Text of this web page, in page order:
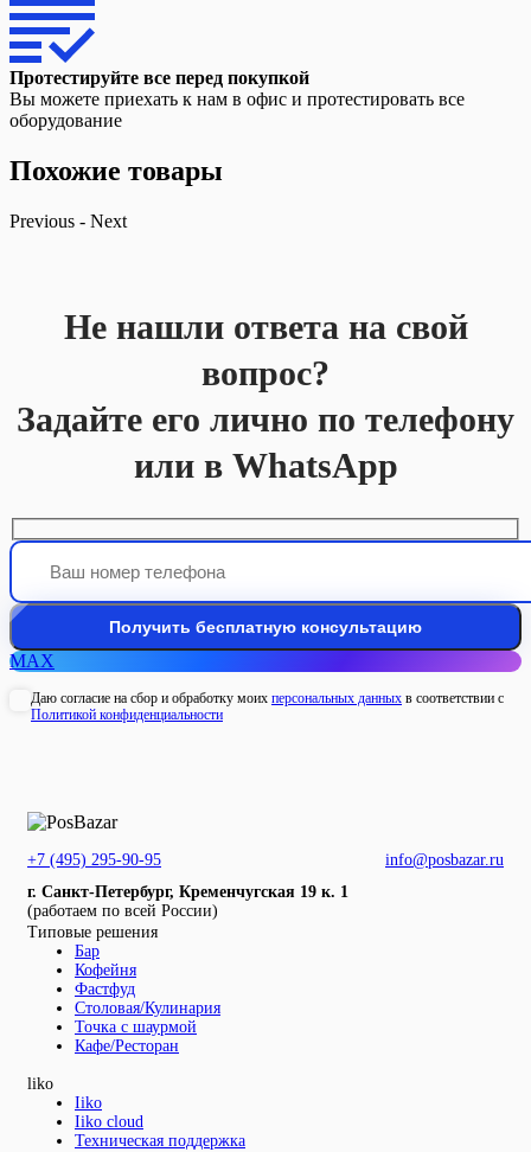
Протестируйте все перед покупкой
Вы можете приехать к нам в офис и протестировать все
оборудование
Похожие товары
Previous - Next
Не нашли ответа на свой
вопрос?
Задайте его лично по телефону
или в WhatsApp
MAX
Даю согласие на сбор и обработку моих персональных данных в соответствии с
Политикой конфиденциальности
+7 (495) 295-90-95
info@posbazar.ru
г. Санкт-Петербург, Кременчугская 19 к. 1
(работаем по всей России)
Типовые решения
Бар
Кофейня
Фастфуд
Столовая/Кулинария
Точка с шаурмой
Кафе/Ресторан
liko
Iiko
Iiko cloud
Техническая поддержка